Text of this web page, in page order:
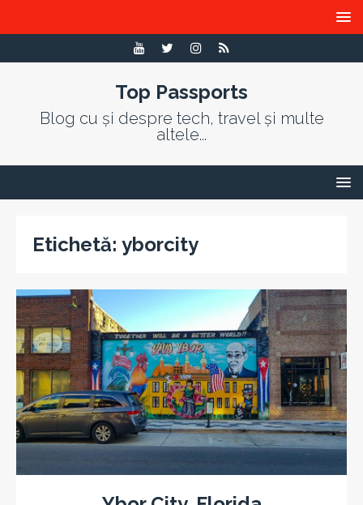
Top Passports
Blog cu și despre tech, travel și multe
altele...
Etichetă: yborcity